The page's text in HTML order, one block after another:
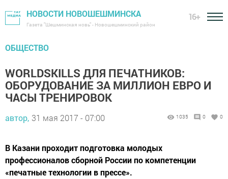
НОВОСТИ НОВОШЕШМИНСКА
Газета "Шешминская новь" - Новошешминский район
16+
ОБЩЕСТВО
WORLDSKILLS ДЛЯ ПЕЧАТНИКОВ:
ОБОРУДОВАНИЕ ЗА МИЛЛИОН ЕВРО И
ЧАСЫ ТРЕНИРОВОК
автор, 31 мая 2017 - 07:00 1035 0 0
В Казани проходит подготовка молодых
профессионалов сборной России по компетенции
«печатные технологии в прессе».